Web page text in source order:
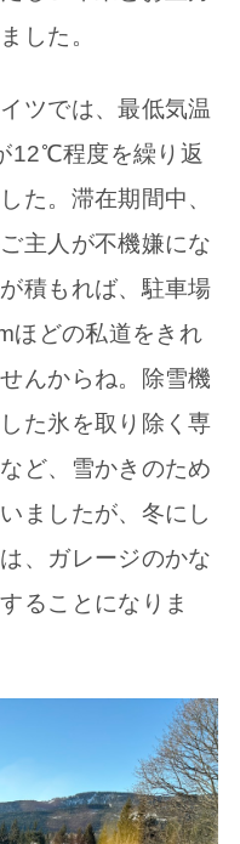
した。
ツでは、最低気温
12℃程度を繰り返
た。滞在期間中、
主人が不機嫌にな
積もれば、駐車場
ほどの私道をきれ
んからね。除雪機
た氷を取り除く専
ど、雪かきのため
ましたが、冬にし
、ガレージのかな
ることになりま